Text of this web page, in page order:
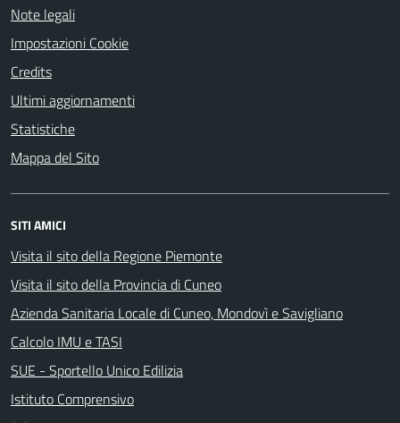
Note legali
Impostazioni Cookie
Credits
Ultimi aggiornamenti
Statistiche
Mappa del Sito
SITI AMICI
Visita il sito della Regione Piemonte
Visita il sito della Provincia di Cuneo
Azienda Sanitaria Locale di Cuneo, Mondovì e Savigliano
Calcolo IMU e TASI
SUE - Sportello Unico Edilizia
Istituto Comprensivo